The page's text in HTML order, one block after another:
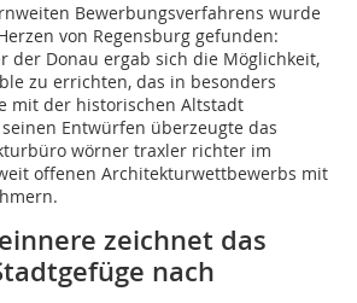
Bewerbungsverfahrens wurde
von Regensburg gefunden:
der Donau ergab sich die Möglichkeit,
zu errichten, das in besonders
mit der historischen Altstadt
Entwürfen überzeugte das
wörner traxler richter im
offenen Architekturwettbewerbs mit
zeichnet das
nach